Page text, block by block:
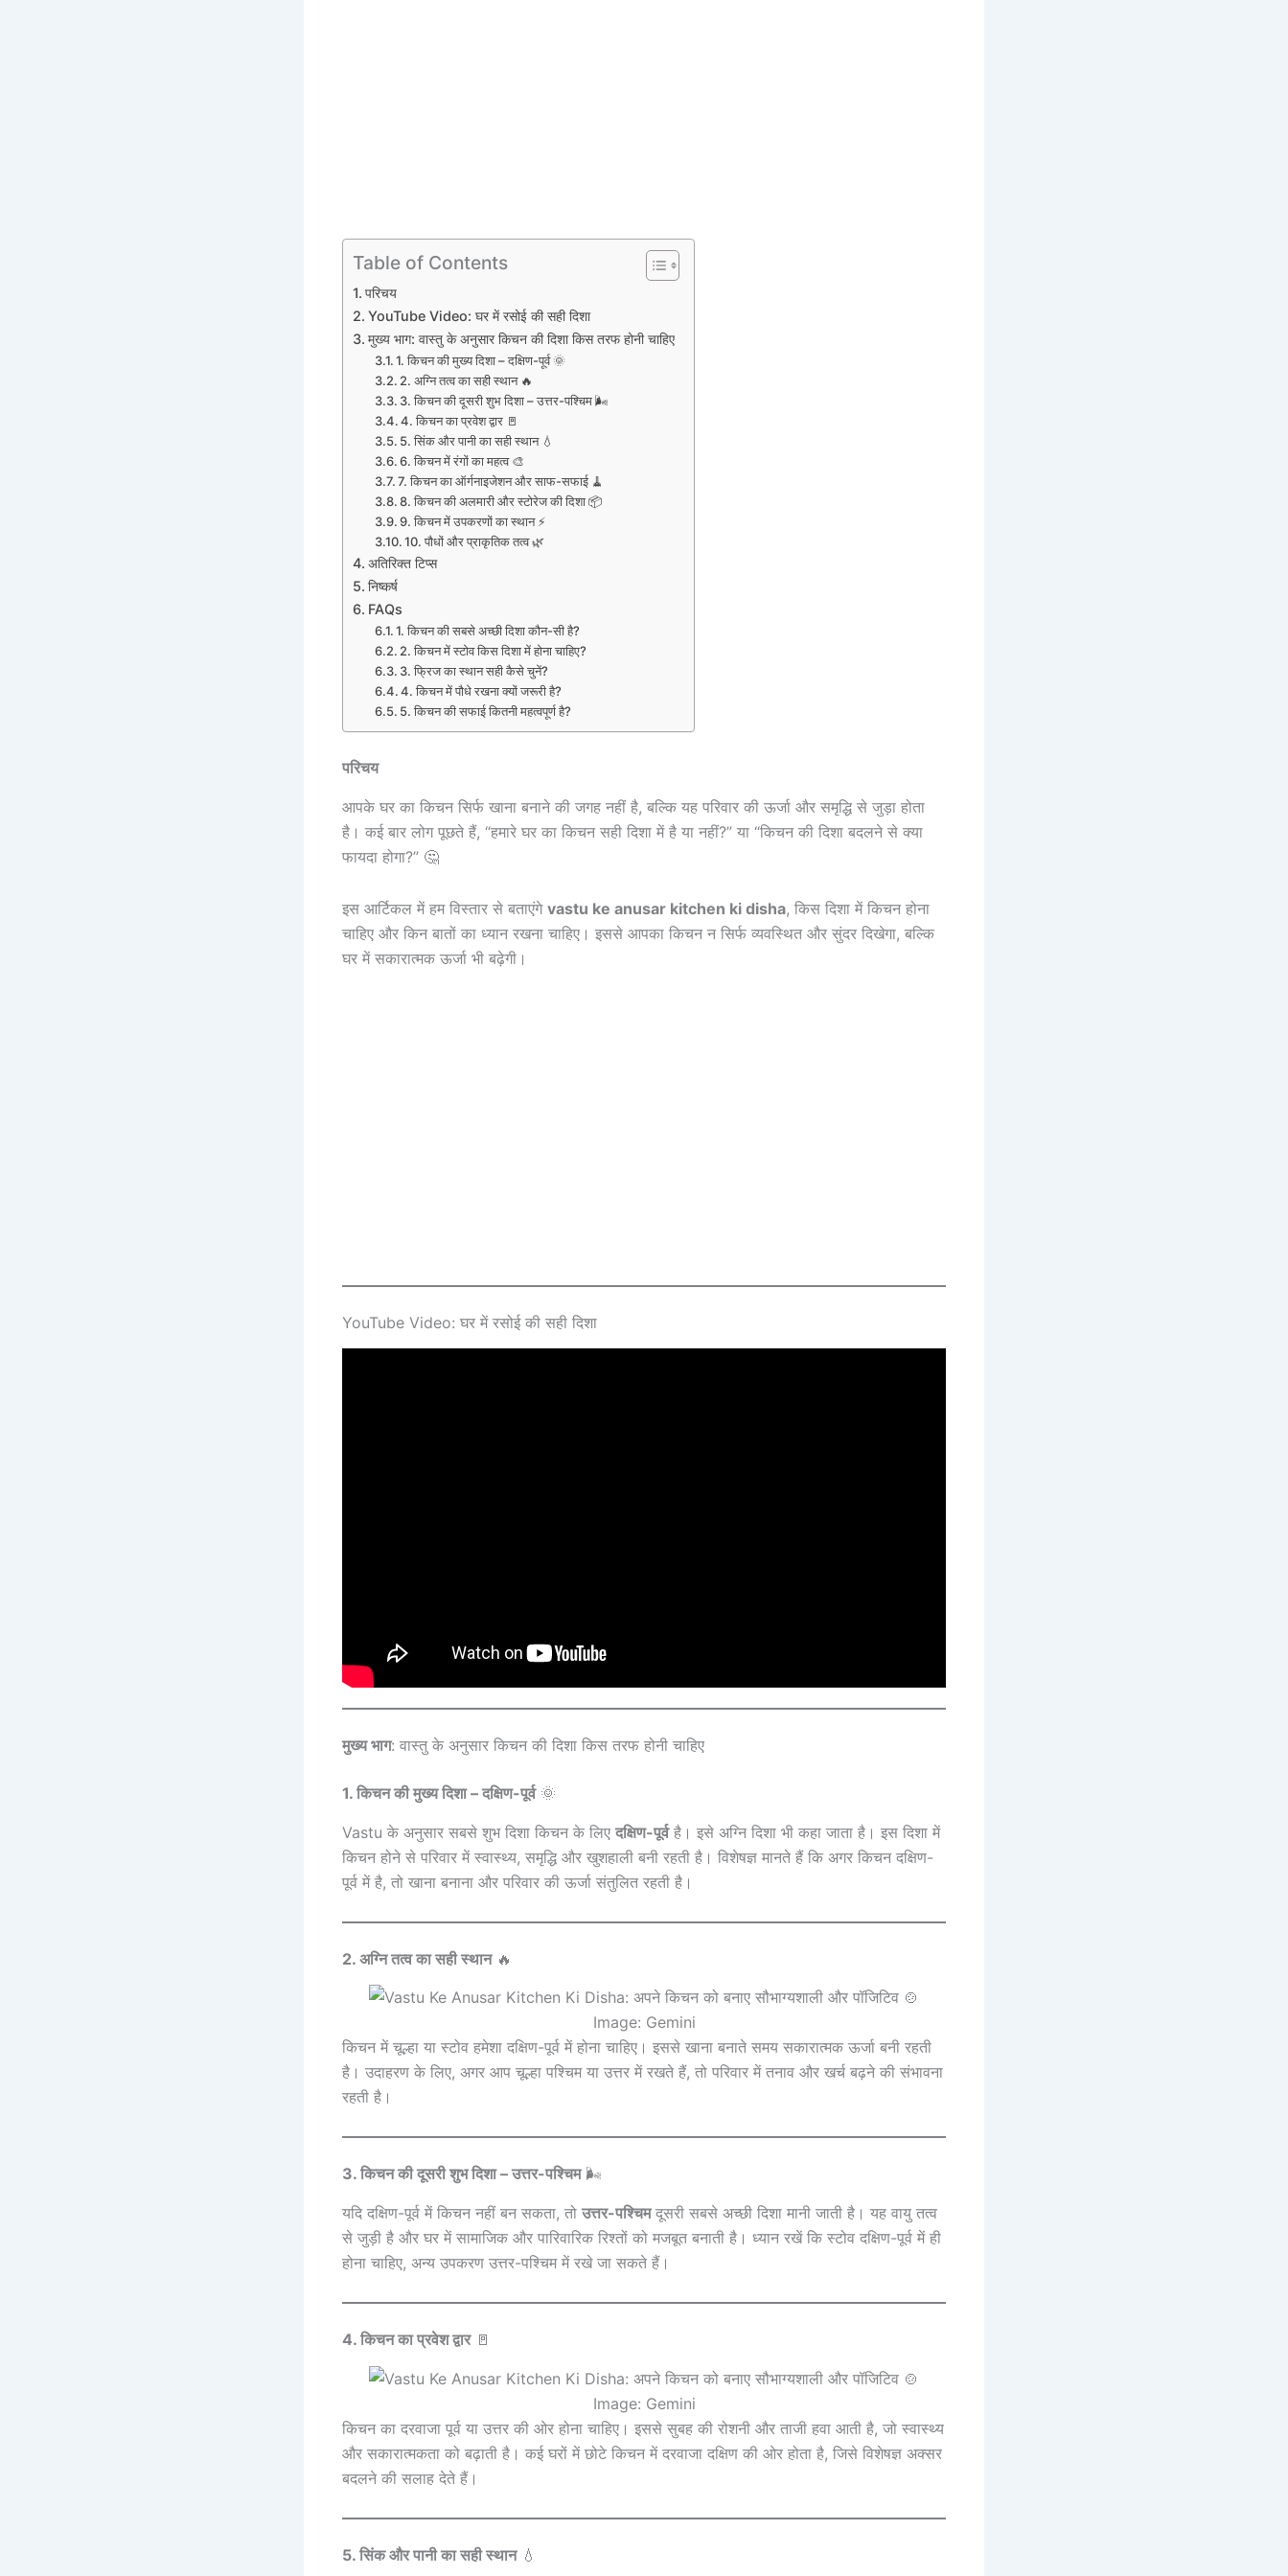
Table of Contents
परिचय
YouTube Video: घर में रसोई की सही दिशा
मुख्य भाग: वास्तु के अनुसार किचन की दिशा किस तरफ होनी चाहिए
1. किचन की मुख्य दिशा – दक्षिण-पूर्व 🌞
2. अग्नि तत्व का सही स्थान 🔥
3. किचन की दूसरी शुभ दिशा – उत्तर-पश्चिम 🌬️
4. किचन का प्रवेश द्वार 🚪
5. सिंक और पानी का सही स्थान 💧
6. किचन में रंगों का महत्व 🎨
7. किचन का ऑर्गनाइजेशन और साफ-सफाई 🧹
8. किचन की अलमारी और स्टोरेज की दिशा 📦
9. किचन में उपकरणों का स्थान ⚡
10. पौधों और प्राकृतिक तत्व 🌿
अतिरिक्त टिप्स
निष्कर्ष
FAQs
1. किचन की सबसे अच्छी दिशा कौन-सी है?
2. किचन में स्टोव किस दिशा में होना चाहिए?
3. फ्रिज का स्थान सही कैसे चुनें?
4. किचन में पौधे रखना क्यों जरूरी है?
5. किचन की सफाई कितनी महत्वपूर्ण है?
परिचय
आपके घर का किचन सिर्फ खाना बनाने की जगह नहीं है, बल्कि यह परिवार की ऊर्जा और समृद्धि से जुड़ा होता
है। कई बार लोग पूछते हैं, “हमारे घर का किचन सही दिशा में है या नहीं?” या “किचन की दिशा बदलने से क्या
फायदा होगा?” 🤔
इस आर्टिकल में हम विस्तार से बताएंगे vastu ke anusar kitchen ki disha, किस दिशा में किचन होना
चाहिए और किन बातों का ध्यान रखना चाहिए। इससे आपका किचन न सिर्फ व्यवस्थित और सुंदर दिखेगा, बल्कि
घर में सकारात्मक ऊर्जा भी बढ़ेगी।
YouTube Video: घर में रसोई की सही दिशा
मुख्य भाग: वास्तु के अनुसार किचन की दिशा किस तरफ होनी चाहिए
1. किचन की मुख्य दिशा – दक्षिण-पूर्व🌞
Vastu के अनुसार सबसे शुभ दिशा किचन के लिए दक्षिण-पूर्वहै। इसे अग्नि दिशा भी कहा जाता है। इस दिशा में
किचन होने से परिवार में स्वास्थ्य, समृद्धि और खुशहाली बनी रहती है। विशेषज्ञ मानते हैं कि अगर किचन दक्षिण-
पूर्व में है, तो खाना बनाना और परिवार की ऊर्जा संतुलित रहती है।
2. अग्नि तत्व का सही स्थान🔥
Image: Gemini
किचन में चूल्हा या स्टोव हमेशा दक्षिण-पूर्व में होना चाहिए। इससे खाना बनाते समय सकारात्मक ऊर्जा बनी रहती
है। उदाहरण के लिए, अगर आप चूल्हा पश्चिम या उत्तर में रखते हैं, तो परिवार में तनाव और खर्च बढ़ने की संभावना
रहती है।
3. किचन की दूसरी शुभ दिशा – उत्तर-पश्चिम🌬️
यदि दक्षिण-पूर्व में किचन नहीं बन सकता, तो उत्तर-पश्चिमदूसरी सबसे अच्छी दिशा मानी जाती है। यह वायु तत्व
से जुड़ी है और घर में सामाजिक और पारिवारिक रिश्तों को मजबूत बनाती है। ध्यान रखें कि स्टोव दक्षिण-पूर्व में ही
होना चाहिए, अन्य उपकरण उत्तर-पश्चिम में रखे जा सकते हैं।
4. किचन का प्रवेश द्वार🚪
Image: Gemini
किचन का दरवाजा पूर्व या उत्तर की ओर होना चाहिए। इससे सुबह की रोशनी और ताजी हवा आती है, जो स्वास्थ्य
और सकारात्मकता को बढ़ाती है। कई घरों में छोटे किचन में दरवाजा दक्षिण की ओर होता है, जिसे विशेषज्ञ अक्सर
बदलने की सलाह देते हैं।
5. सिंक और पानी का सही स्थान💧